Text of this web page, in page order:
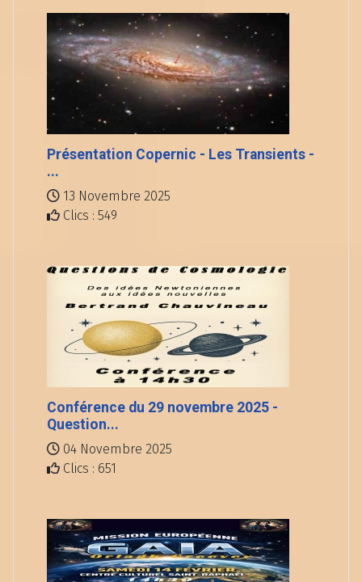
Présentation Copernic - Les Transients -
...
13 Novembre 2025
Clics : 549
Conférence du 29 novembre 2025 -
Question...
04 Novembre 2025
Clics : 651